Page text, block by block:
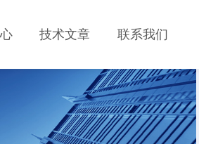
技术文章 联系我们